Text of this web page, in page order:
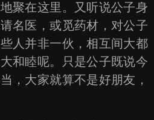
聚在这里。又听说公子身
名医，或觅药材，对公子
人并非一伙，相互间大都
和睦呢。只是公子既说今
，大家就算不是好朋友，